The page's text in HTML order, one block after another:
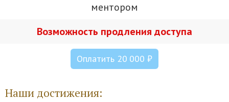
ментором
Возможность продления доступа
Оплатить 20 000 ₽
Наши достижения: